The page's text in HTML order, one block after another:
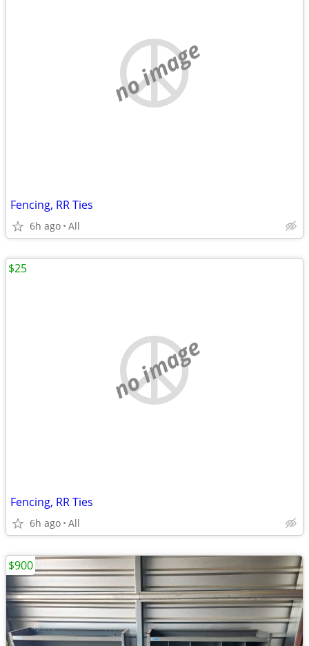
no image
Fencing, RR Ties
6h ago All
no image
Fencing, RR Ties
6h ago All
$25
$900